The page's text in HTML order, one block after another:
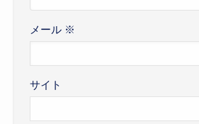
メール ※
サイト